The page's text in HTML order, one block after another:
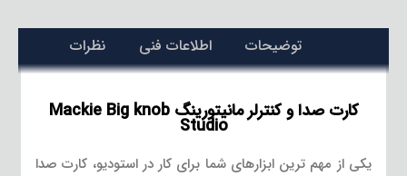
توضیحات اطلاعات فنی نظرات
کارت صدا و کنترلر مانیتورینگ Mackie Big knob
Studio
یکی از مهم ترین ابزارهای شما برای کار در استودیو، کارت صدا